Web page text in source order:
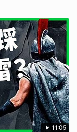
11:05